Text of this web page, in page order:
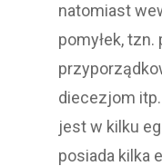
natomiast
pomyłek, tzn.
diecezjom
jest w kilku
posiada kilka